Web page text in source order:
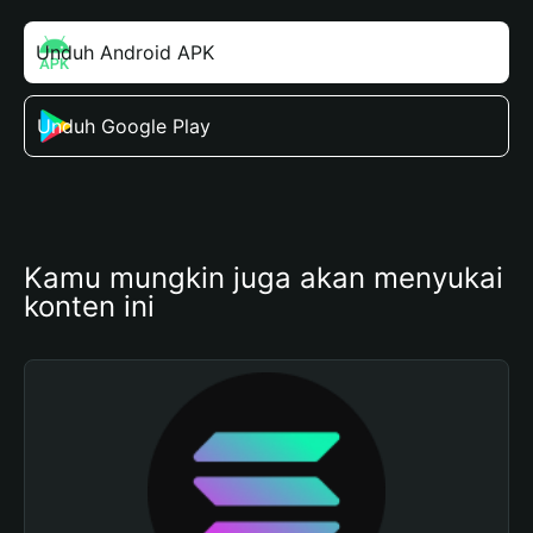
Unduh Android APK
Unduh Google Play
Kamu mungkin juga akan menyukai
konten ini